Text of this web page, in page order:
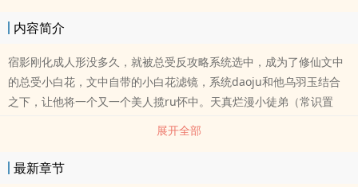
内容简介
宿影刚化成人形没多久，就被总受反攻略系统选中，成为了修仙文中
的总受小白花，文中自带的小白花滤镜，系统daoju和他乌羽玉结合
之下，让他将一个又一个美人揽ru怀中。天真烂漫小徒弟（常识置
换）：想要成为师尊最喜欢的小宠物，就必须努力取悦师尊，成为师
尊的专属小母狗温和沉稳首徒（催眠/调教控制）：shen为首徒，必
须学会克制yu望，shenti的所有都是属于师尊的，只有师尊的命令才
展开全部
最新章节